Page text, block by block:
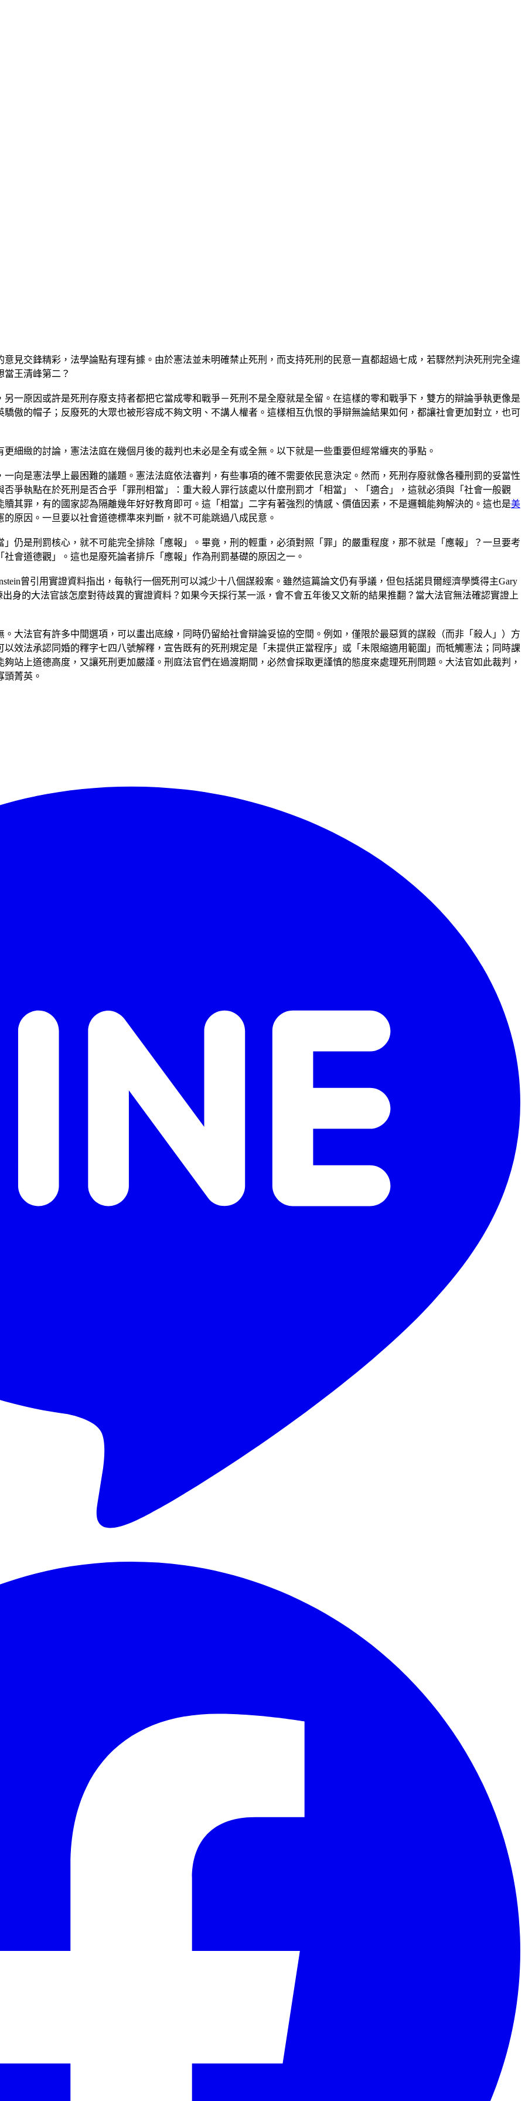
見交鋒精彩，法學論點有理有據。由於憲法並未明確禁止死刑，而支持死刑的民意一直都超過七成，若驟然判決死刑完全違
王清峰第二？
一原因或許是死刑存廢支持者都把它當成零和戰爭－死刑不是全廢就是全留。在這樣的零和戰爭下，雙方的辯論爭執更像是
傲的帽子；反廢死的大眾也被形容成不夠文明、不講人權者。這樣相互仇恨的爭辯無論結果如何，都讓社會更加對立，也可
細緻的討論，憲法法庭在幾個月後的裁判也未必是全有或全無。以下就是一些重要但經常纏夾的爭點。
向是憲法學上最困難的議題。憲法法庭依法審判，有些事項的確不需要依民意決定。然而，死刑存廢就像各種刑罰的妥當性
爭執點在於死刑是否合乎「罪刑相當」：重大殺人罪行該處以什麼刑罰才「相當」、「適合」，這就必須與「社會一般觀
其罪，有的國家認為隔離幾年好好教育即可。這「相當」二字有著強烈的情感、價值因素，不是邏輯能夠解決的。這也是美
原因。一旦要以社會道德標準來判斷，就不可能跳過八成民意。
仍是刑罰核心，就不可能完全排除「應報」。畢竟，刑的輕重，必須對照「罪」的嚴重程度，那不就是「應報」？一旦要考
會道德觀」。這也是廢死論者排斥「應報」作為刑罰基礎的原因之一。
曾引用實證資料指出，每執行一個死刑可以減少十八個謀殺案。雖然這篇論文仍有爭議，但包括諾貝爾經濟學獎得主Gary
身的大法官該怎麼對待歧異的實證資料？如果今天採行某一派，會不會五年後又文新的結果推翻？當大法官無法確認實證上
大法官有許多中間選項，可以畫出底線，同時仍留給社會辯論妥協的空間。例如，僅限於最惡質的謀殺（而非「殺人」）方
效法承認同婚的釋字七四八號解釋，宣告既有的死刑規定是「未提供正當程序」或「未限縮適用範圍」而牴觸憲法；同時課
站上道德高度，又讓死刑更加嚴謹。刑庭法官們在過渡期間，必然會採取更謹慎的態度來處理死刑問題。大法官如此裁判，
菁英。